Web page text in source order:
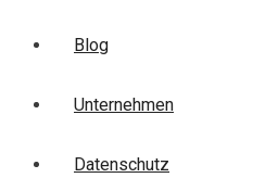
Blog
Unternehmen
Datenschutz